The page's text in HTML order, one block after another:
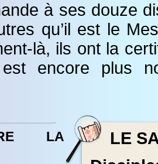
à ses douze
qu’il est le
là, ils ont la
encore plus
LA
LE